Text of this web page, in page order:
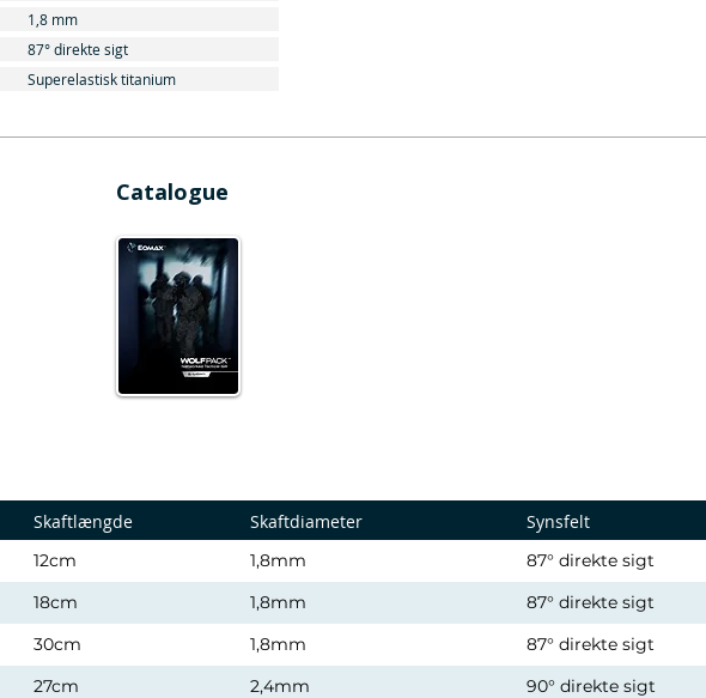
1,8 mm
87° direkte sigt
Superelastisk titanium
Catalogue
Skaftlængde Skaftdiameter Synsfelt
12cm 1,8mm
87° direkte sigt
18cm 1,8mm
87° direkte sigt
30cm 1,8mm
87° direkte sigt
27cm 2,4mm
90° direkte sigt